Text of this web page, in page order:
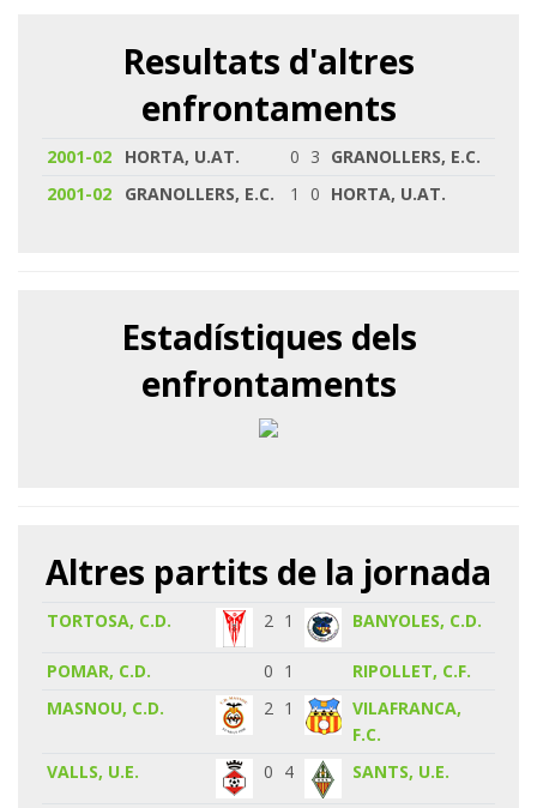
Resultats d'altres
enfrontaments
2001-02 HORTA, U.AT. 0 3 GRANOLLERS, E.C.
2001-02
GRANOLLERS, E.C. 1 0 HORTA, U.AT.
Estadístiques dels
enfrontaments
Altres partits de la jornada
TORTOSA, C.D. 2 1 BANYOLES, C.D.
POMAR, C.D. 0 1
RIPOLLET, C.F.
MASNOU, C.D.
2 1
VILAFRANCA,
F.C.
VALLS, U.E.
0 4 SANTS, U.E.